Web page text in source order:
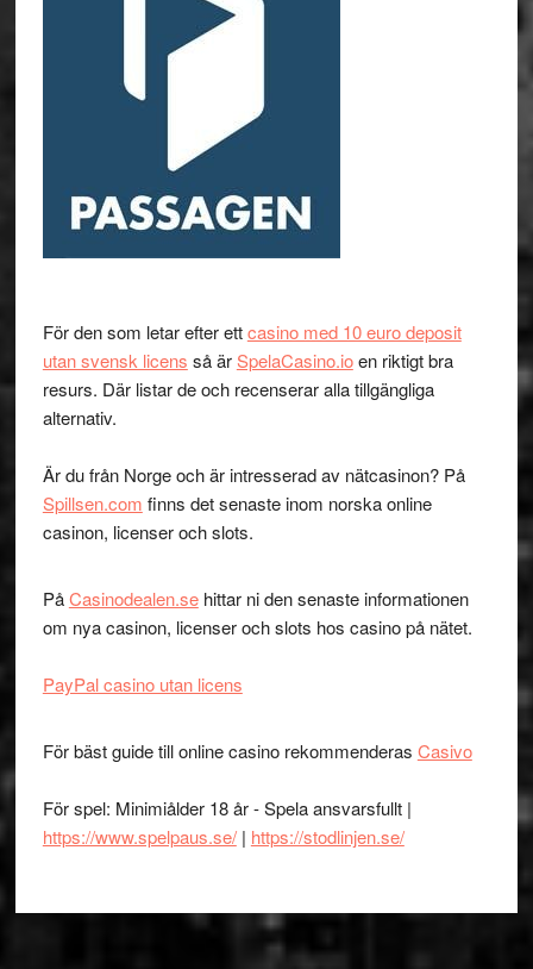
För den som letar efter ettcasino med 10 euro deposit
utan svensk licens så ärSpelaCasino.ioen riktigt bra
resurs. Där listar de och recenserar alla tillgängliga
alternativ.
Är du från Norge och är intresserad av nätcasinon? På
Spillsen.com finns det senaste inom norska online
casinon, licenser och slots.
PåCasinodealen.sehittar ni den senaste informationen
om nya casinon, licenser och slots hos casino på nätet.
PayPal casino utan licens
För bäst guide till online casino rekommenderas Casivo
För spel: Minimiålder 18 år - Spela ansvarsfullt |
https://www.spelpaus.se/| https://stodlinjen.se/